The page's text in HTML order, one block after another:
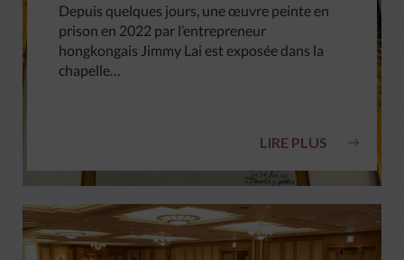
Depuis quelques jours, une œuvre peinte en
prison en 2022 par l’entrepreneur
hongkongais Jimmy Lai est exposée dans la
chapelle…
LIRE PLUS